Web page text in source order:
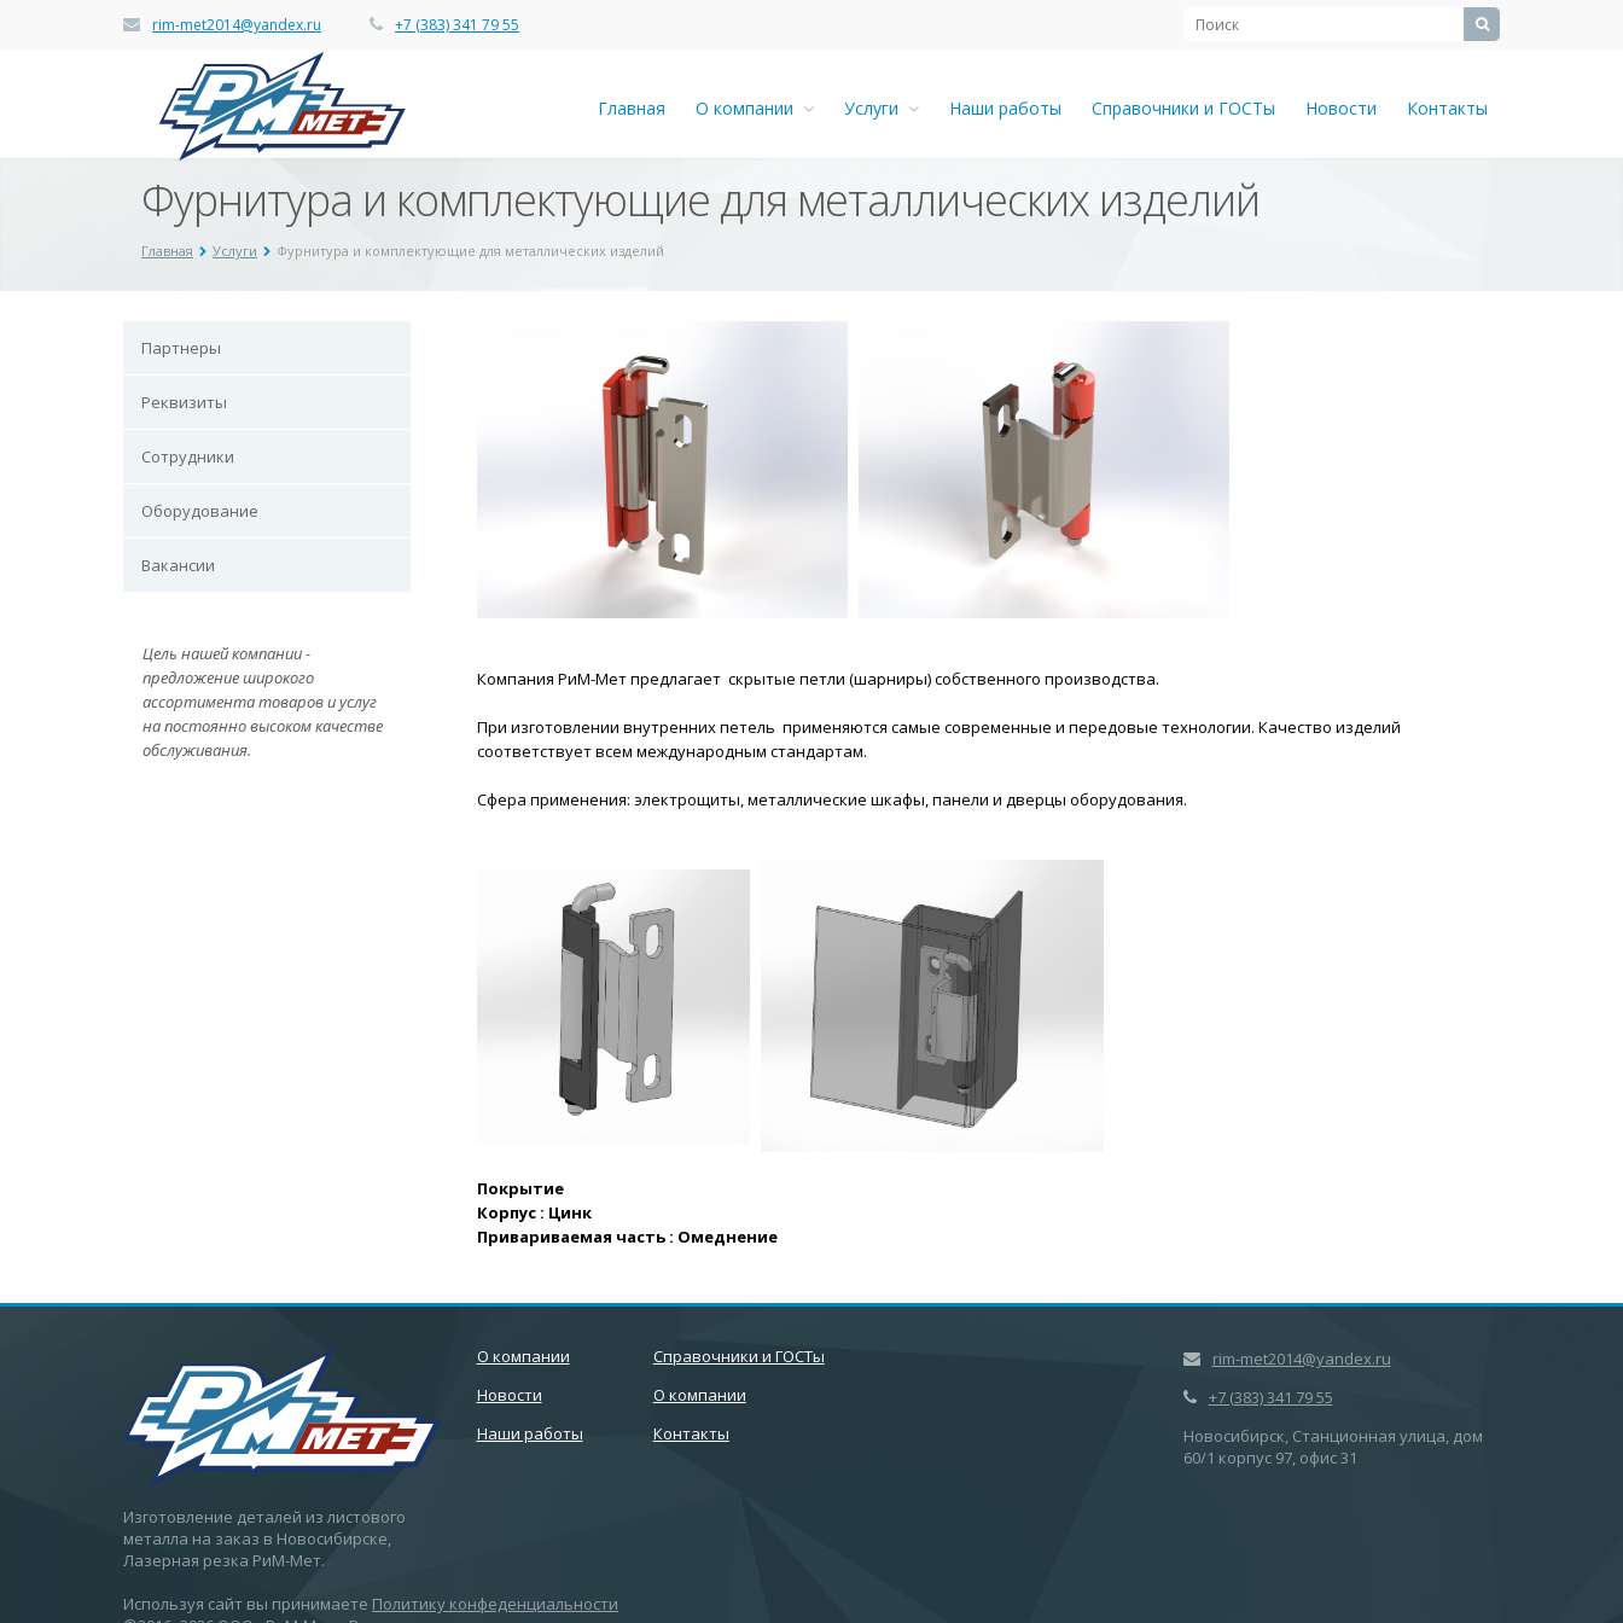
rim-met2014@yandex.ru +7 (383) 341 79 55
Главная О компании Услуги Наши работы Справочники и ГОСТы Новости Контакты
Фурнитура и комплектующие для металлических изделий
Главная Услуги Фурнитура и комплектующие для металлических изделий
Партнеры
Реквизиты
Сотрудники
Оборудование
Вакансии
Цель нашей компании -
предложение широкого
ассортимента товаров и услуг
на постоянно высоком качестве
обслуживания.
Компания РиМ-Мет предлагает скрытые петли (шарниры) собственного производства.
При изготовлении внутренних петель применяются самые современные и передовые технологии. Качество изделий
соответствует всем международным стандартам.
Сфера применения: электрощиты, металлические шкафы, панели и дверцы оборудования.
Покрытие
Корпус : Цинк
Привариваемая часть : Омеднение
Изготовление деталей из листового
металла на заказ в Новосибирске,
Лазерная резка РиМ-Мет.
О компании
Новости
Наши работы
Справочники и ГОСТы
О компании
Контакты
rim-met2014@yandex.ru
+7 (383) 341 79 55
Новосибирск, Станционная улица, дом
60/1 корпус 97, офис 31
Используя сайт вы принимаете Политику конфеденциальности